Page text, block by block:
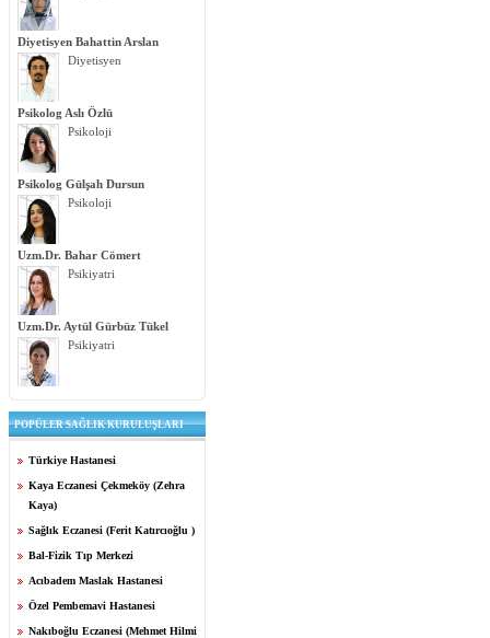
Diyetisyen Bahattin Arslan
Diyetisyen
Psikolog Aslı Özlü
Psikoloji
Psikolog Gülşah Dursun
Psikoloji
Uzm.Dr. Bahar Cömert
Psikiyatri
Uzm.Dr. Aytül Gürbüz Tükel
Psikiyatri
POPÜLER SAĞLIK KURULUŞLARI
Türkiye Hastanesi
Kaya Eczanesi Çekmeköy (Zehra
Kaya)
Sağlık Eczanesi (Ferit Katırcıoğlu )
Bal-Fizik Tıp Merkezi
Acıbadem Maslak Hastanesi
Özel Pembemavi Hastanesi
Nakıboğlu Eczanesi (Mehmet Hilmi